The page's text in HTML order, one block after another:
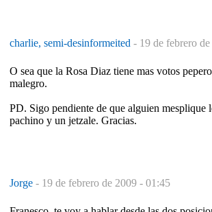
charlie, semi-desinformeited - 19 de febrero
O sea que la Rosa Diaz tiene mas votos
malegro.
PD. Sigo pendiente de que alguien mesplique
pachino y un jetzale. Gracias.
Jorge - 19 de febrero de 2009 - 01:45